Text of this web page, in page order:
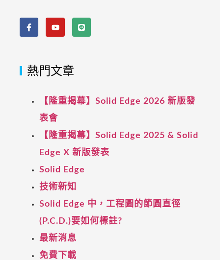
熱門文章
【隆重揭幕】Solid Edge 2026 新版發
表會
【隆重揭幕】Solid Edge 2025 & Solid
Edge X 新版發表
Solid Edge
技術新知
Solid Edge 中，工程圖的節圓直徑
(P.C.D.)要如何標註?
最新消息
免費下載